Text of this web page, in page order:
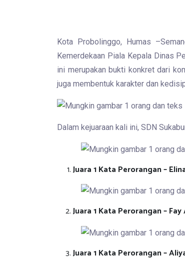
Kota Probolinggo, Humas
Kemerdekaan Piala Kepala Dinas
ini merupakan bukti konkret dari
juga membentuk karakter dan
Dalam kejuaraan kali ini, SDN
Juara 1 Kata Perorangan –
Juara 1 Kata Perorangan –
Juara 1 Kata Perorangan –